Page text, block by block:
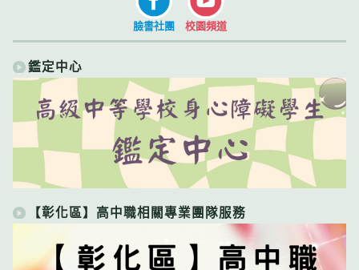
臉書社團 校園頻道
鑑定中心
【彰化區】高中職相關專業團隊服務